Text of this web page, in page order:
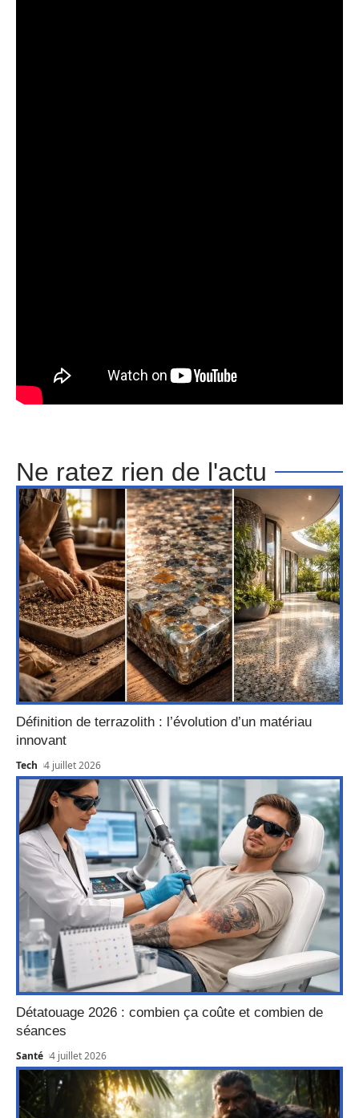
Ne ratez rien de l'actu
Définition de terrazolith : l’évolution d’un matériau
innovant
Tech 4 juillet 2026
Détatouage 2026 : combien ça coûte et combien de
séances
Santé 4 juillet 2026